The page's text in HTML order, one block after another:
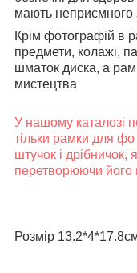
мають неприємного
Крім фотографій в
предмети, колажі,
шматок диска, а
мистецтва
У нашому каталозі
тільки рамки для
штучок і дрібничок,
перетворюючи його
Розмір